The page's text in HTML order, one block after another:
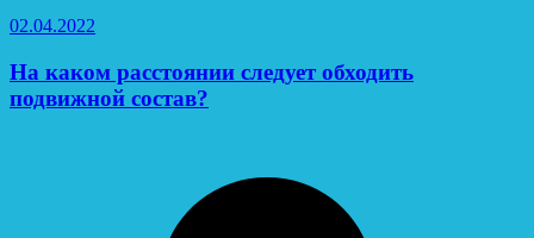
02.04.2022
На каком расстоянии следует обходить
подвижной состав?